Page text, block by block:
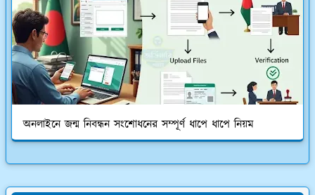
অনলাইনে জন্ম নিবন্ধন সংশোধনের সম্পূর্ণ ধাপে ধাপে নিয়ম